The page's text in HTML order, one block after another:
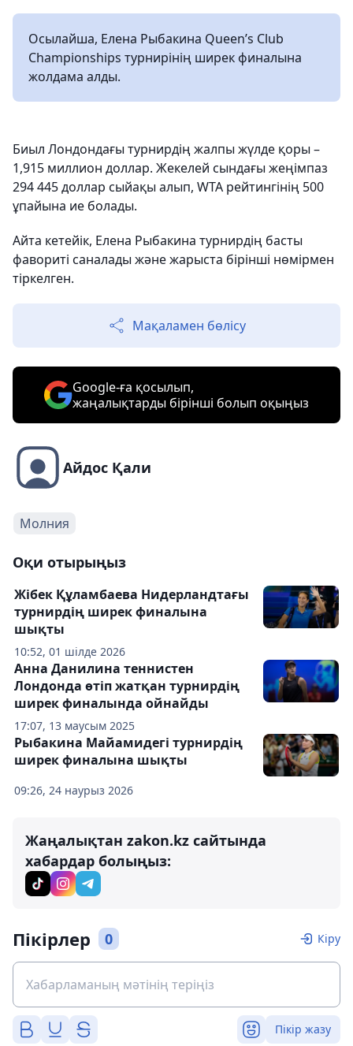
Осылайша, Елена Рыбакина Queen’s Club
Championships турнирінің ширек финалына
жолдама алды.
Биыл Лондондағы турнирдің жалпы жүлде қоры –
1,915 миллион доллар. Жекелей сындағы жеңімпаз
294 445 доллар сыйақы алып, WTA рейтингінің 500
ұпайына ие болады.
Айта кетейік, Елена Рыбакина турнирдің басты
фавориті саналады және жарыста бірінші нөмірмен
тіркелген.
Мақаламен бөлісу
Google-ға қосылып,
жаңалықтарды бірінші болып оқыңыз
Айдос Қали
Молния
Оқи отырыңыз
10:52, 01 шілде 2026
Жібек Құламбаева Нидерландтағы
турнирдің ширек финалына
шықты
17:07, 13 маусым 2025
Анна Данилина теннистен
Лондонда өтіп жатқан турнирдің
ширек финалында ойнайды
09:26, 24 наурыз 2026
Рыбакина Майамидегі турнирдің
ширек финалына шықты
Жаңалықтан zakon.kz сайтында
хабардар болыңыз:
Пікірлер 0 Кіру
Пікір жазу